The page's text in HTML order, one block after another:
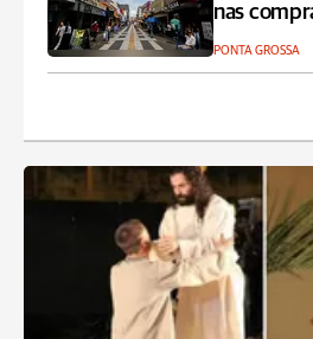
nas
PONTA GROSSA